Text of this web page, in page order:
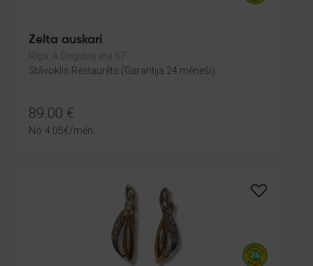
Zelta auskari
Rīga, A.Deglava iela 67
Stāvoklis Restaurēts (Garantija 24 mēneši)
89.00 €
No 4.05€/mēn.